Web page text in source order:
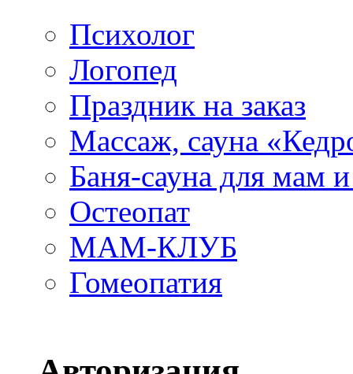
Психолог
Логопед
Праздник на заказ
Массаж, сауна
Баня-сауна для мам
Остеопат
МАМ-КЛУБ
Гомеопатия